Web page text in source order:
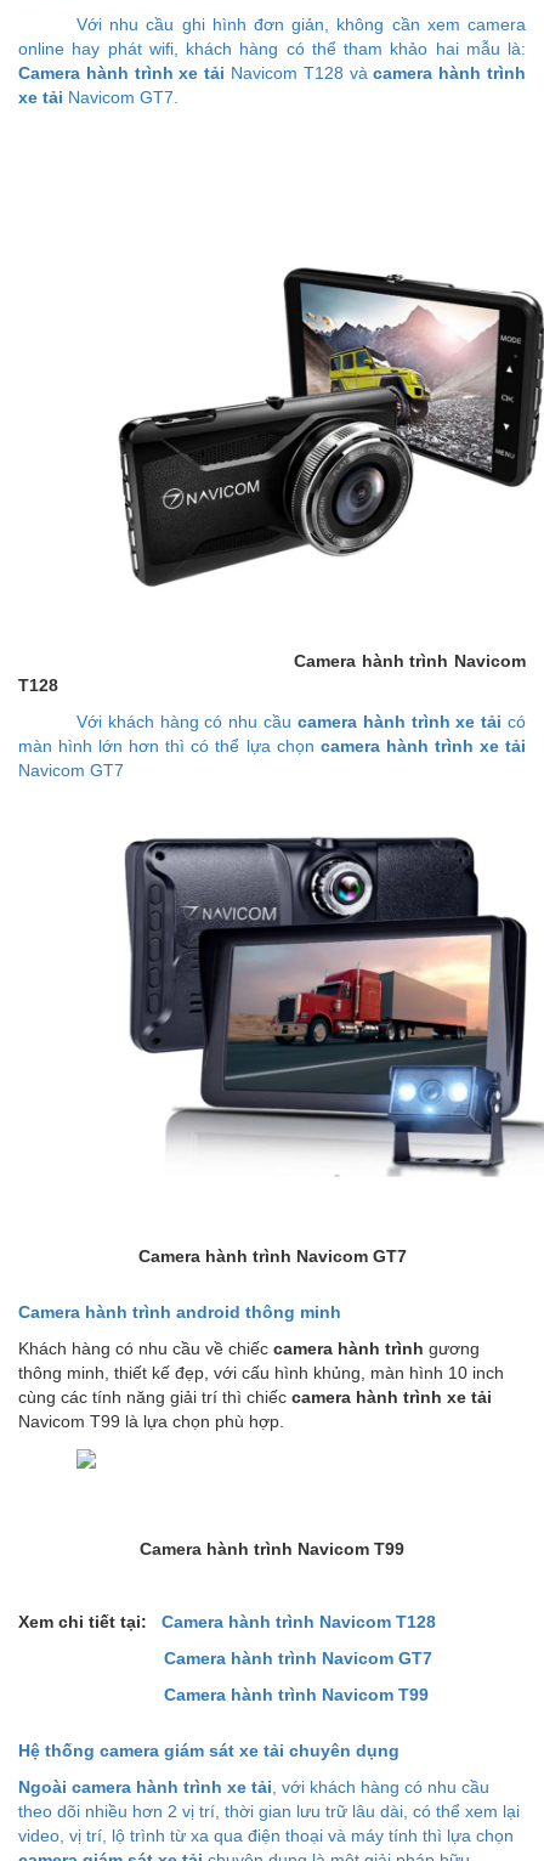
Với nhu cầu ghi hình đơn giản, không cần xem camera
online hay phát wifi, khách hàng có thể tham khảo hai mẫu là:
Camera hành trình xe tải Navicom T128 vàcamera hành trình
xe tải Navicom GT7.
Camera hành trình Navicom
T128
Với khách hàng có nhu cầu camera hành trình xe tải có
màn hình lớn hơn thì có thể lựa chọn camera hành trình xe tải
Navicom GT7
Camera hành trình Navicom GT7
Camera hành trình android thông minh
Khách hàng có nhu cầu về chiếc camera hành trình gương
thông minh, thiết kế đẹp, với cấu hình khủng, màn hình 10 inch
cùng các tính năng giải trí thì chiếc camera hành trình xe tải
Navicom T99 là lựa chọn phù hợp.
Camera hành trình Navicom T99
Xem chi tiết tại: Camera hành trình Navicom T128
Camera hành trình Navicom GT7
Camera hành trình Navicom T99
Hệ thống camera giám sát xe tải chuyên dụng
Ngoài camera hành trình xe tải , với khách hàng có nhu cầu
theo dõi nhiều hơn 2 vị trí, thời gian lưu trữ lâu dài, có thể xem lại
video, vị trí, lộ trình từ xa qua điện thoại và máy tính thì lựa chọn